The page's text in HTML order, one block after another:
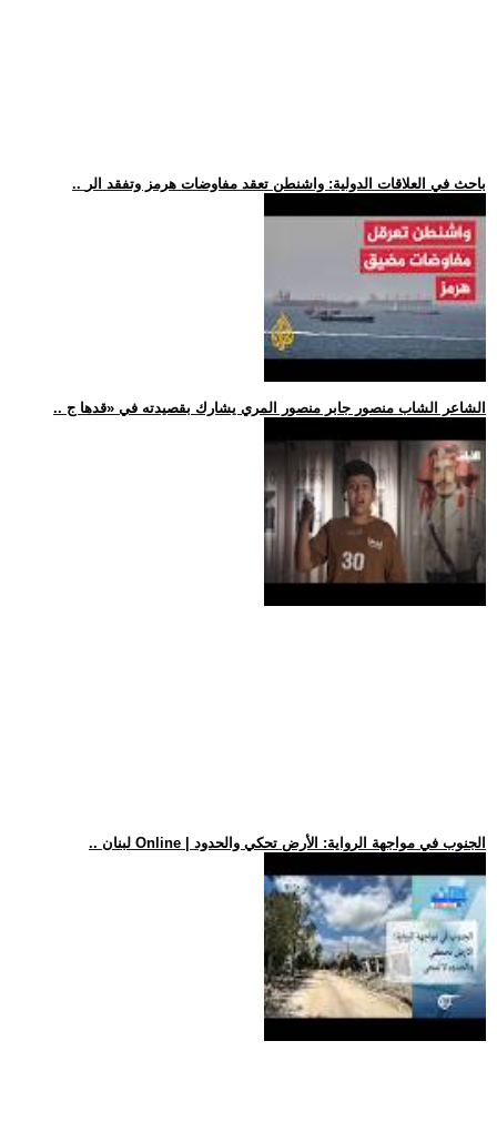
.. باحث في العلاقات الدولية: واشنطن تعقد مفاوضات هرمز وتفقد الر
.. الشاعر الشاب منصور جابر منصور المري يشارك بقصيدته في «قدها ج
.. لبنان Online | الجنوب في مواجهة الرواية: الأرض تحكي والحدود